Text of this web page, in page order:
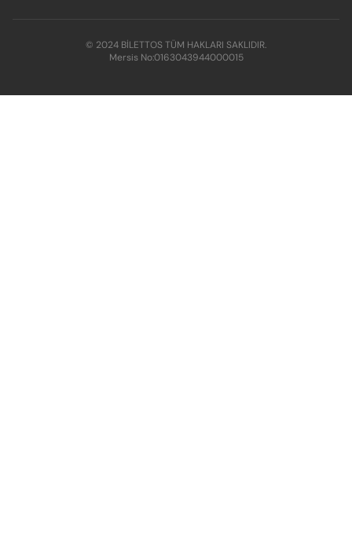
© 2024 BİLETTOS TÜM HAKLARI SAKLIDIR.
Mersis No:0163043944000015